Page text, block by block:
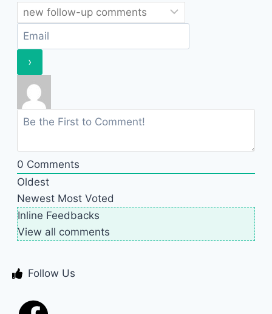
0 Comments
Oldest
Newest Most Voted
Inline Feedbacks
View all comments
Follow Us